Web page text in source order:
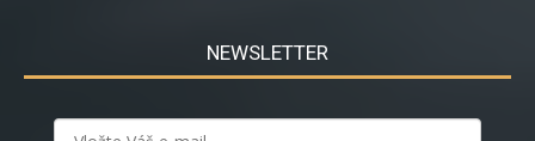
NEWSLETTER